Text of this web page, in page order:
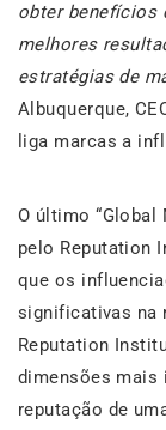
obter benefícios
melhores
estratégias de
Albuquerque,
liga marcas a
O último “Global
pelo Reputation
que os
significativas na
Reputation
dimensões mais
reputação de